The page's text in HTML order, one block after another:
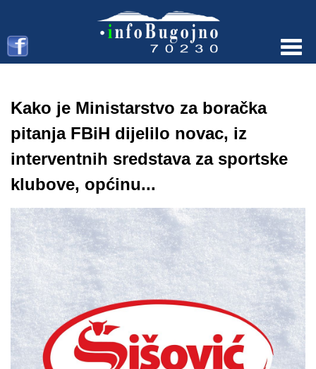
Kako je Ministarstvo za boračka
pitanja FBiH dijelilo novac, iz
interventnih sredstava za sportske
klubove, općinu...